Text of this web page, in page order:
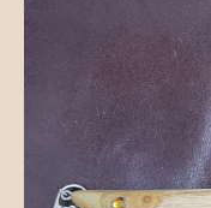
シ
新着商品から探す
Tomorrow is a new
その他
在庫あり